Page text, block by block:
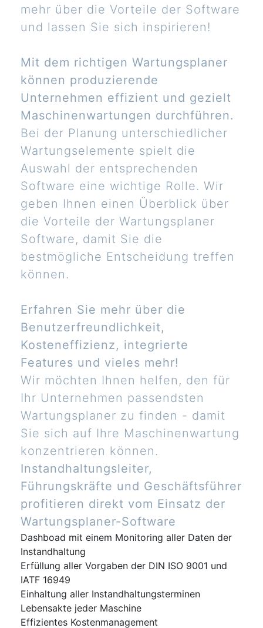
mehr über die Vorteile der Software
und lassen Sie sich inspirieren!
Mit dem richtigen Wartungsplaner
können produzierende
Unternehmen effizient und gezielt
Maschinenwartungen durchführen.
Bei der Planung unterschiedlicher
Wartungselemente spielt die
Auswahl der entsprechenden
Software eine wichtige Rolle. Wir
geben Ihnen einen Überblick über
die Vorteile der Wartungsplaner
Software, damit Sie die
bestmögliche Entscheidung treffen
können.
Erfahren Sie mehr über die
Benutzerfreundlichkeit,
Kosteneffizienz, integrierte
Features und vieles mehr!
Wir möchten Ihnen helfen, den für
Ihr Unternehmen passendsten
Wartungsplaner zu finden - damit
Sie sich auf Ihre Maschinenwartung
konzentrieren können.
Instandhaltungsleiter,
Führungskräfte und Geschäftsführer
profitieren direkt vom Einsatz der
Wartungsplaner-Software
Dashboad mit einem Monitoring aller Daten der
Instandhaltung
Erfüllung aller Vorgaben der DIN ISO 9001 und
IATF 16949
Einhaltung aller Instandhaltungsterminen
Lebensakte jeder Maschine
Effizientes Kostenmanagement